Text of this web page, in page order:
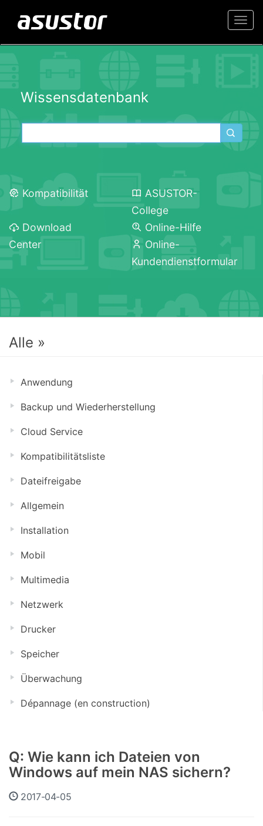
Wissensdatenbank
Kompatibilität
ASUSTOR-
College
Download
Center
Online-Hilfe
Online-
Kundendienstformular
Alle »
Anwendung
Backup und Wiederherstellung
Cloud Service
Kompatibilitätsliste
Dateifreigabe
Allgemein
Installation
Mobil
Multimedia
Netzwerk
Drucker
Speicher
Überwachung
Dépannage (en construction)
Q: Wie kann ich Dateien von
Windows auf mein NAS sichern?
2017-04-05